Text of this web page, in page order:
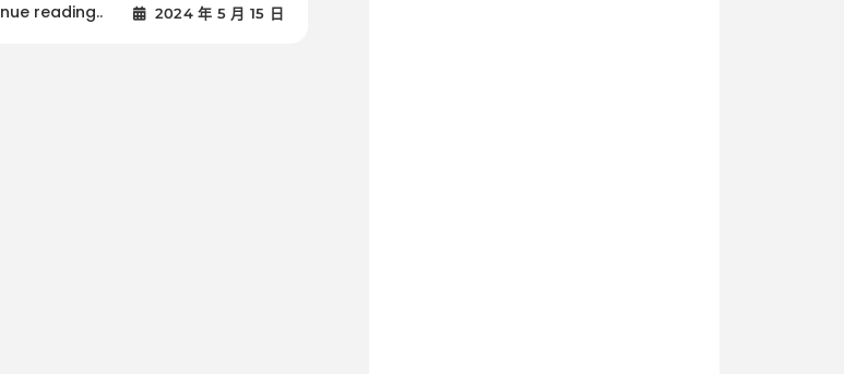
reading.. 2024 年 5 月 15 日